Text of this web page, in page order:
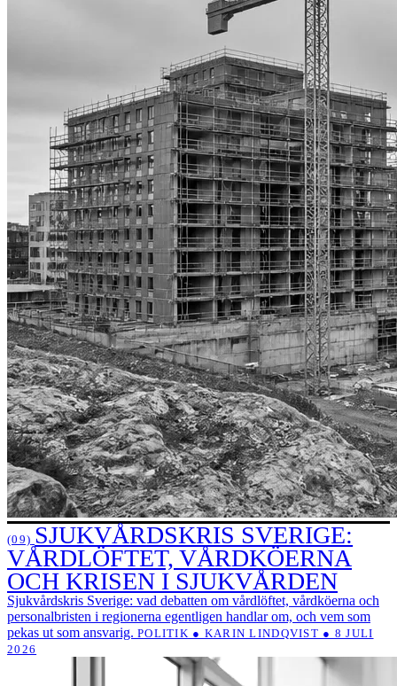
(09) SJUKVÅRDSKRIS SVERIGE:
VÅRDLÖFTET, VÅRDKÖERNA
OCH KRISEN I SJUKVÅRDEN
Sjukvårdskris Sverige: vad debatten om vårdlöftet, vårdköerna och
personalbristen i regionerna egentligen handlar om, och vem som
pekas ut som ansvarig. POLITIK ● KARIN LINDQVIST ● 8 JULI
2026